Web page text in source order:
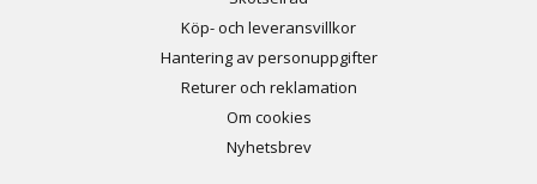
Köp- och leveransvillkor
Hantering av personuppgifter
Returer och reklamation
Om cookies
Nyhetsbrev